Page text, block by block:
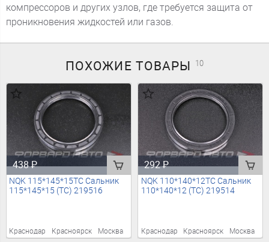
компрессоров и других узлов, где требуется защита от
проникновения жидкостей или газов.
ПОХОЖИЕТОВАРЫ 10
438₽
NQK 115*145*15TC Сальник
115*145*15 (TC) 219516
Краснодар Красноярск Москва
292₽
NQK 110*140*12TC Сальник
110*140*12 (TC) 219514
Краснодар Красноярск Москва